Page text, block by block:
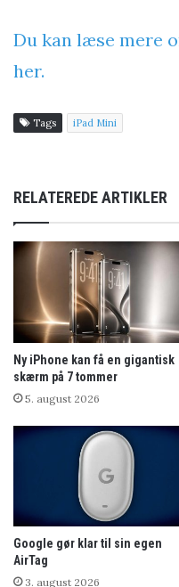
Du kan læse mere
her.
Tags iPad Mini
RELATEREDE ARTIKLER
Ny iPhone kan få en gigantisk
skærm på 7 tommer
5. august 2026
Google gør klar til sin egen
AirTag
3. august 2026